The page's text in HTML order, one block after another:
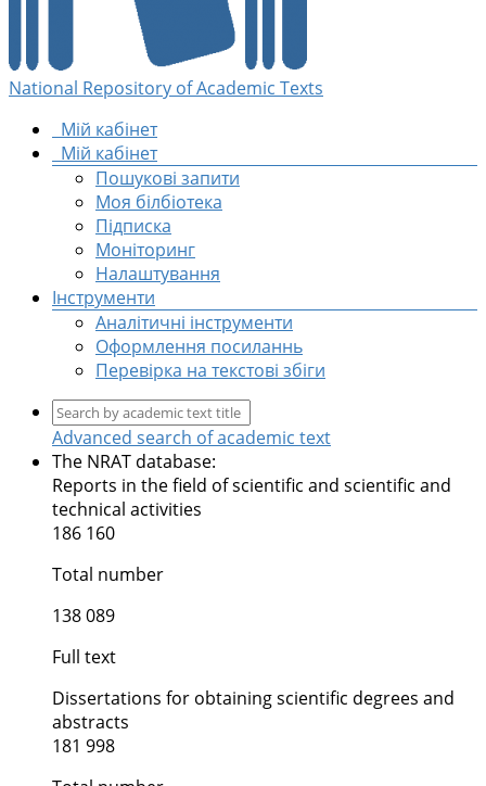
National Repository of Academic Texts
Мій кабінет
Мій кабінет
Пошукові запити
Моя білбіотека
Підписка
Моніторинг
Налаштування
Інструменти
Аналітичні інструменти
Оформлення посиланнь
Перевірка на текстові збіги
Advanced search of academic text
The NRAT database:
Reports in the field of scientific and scientific and
technical activities
186 160
Total number
138 089
Full text
Dissertations for obtaining scientific degrees and
abstracts
181 998